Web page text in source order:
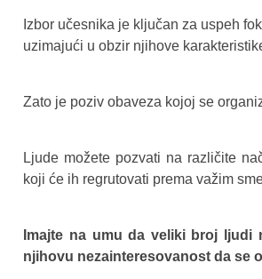
Izbor učesnika je ključan za uspeh
uzimajući u obzir njihove
Zato je poziv obaveza kojoj se
Ljude možete pozvati na različite
koji će ih regrutovati prema važim
Imajte na umu da veliki broj
njihovu nezainteresovanost da se